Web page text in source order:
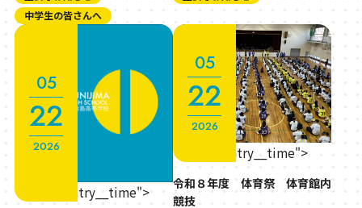
中学生の皆さんへ
2026
05
22
" class="entry__time">
2026
05
22
" class="entry__time">
令和８年度 体育祭 体育館内
競技